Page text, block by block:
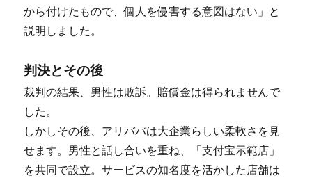
から付けたもので、個人を侵害する意図はない」と
説明しました。
判決とその後
裁判の結果、男性は敗訴。賠償金は得られませんで
した。
しかしその後、アリババは大企業らしい柔軟さを見
せます。男性と話し合いを重ね、「支付宝示範店」
を共同で設立。サービスの知名度を活かした店舗は